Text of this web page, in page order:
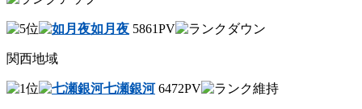
如月夜 5861PV
関西地域
七瀬銀河 6472PV